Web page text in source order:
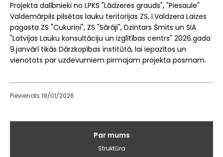
Projekta dalībnieki no LPKS "Lādzeres grauds", "Piesaule"
Valdemārpils pilsētas lauku teritorijas ZS, I.Valdzera Laizes
pagasta ZS "Cukuriņi", ZS "Sārāji", Dzintars Šmits un SIA
"Latvijas Lauku konsultāciju un izglītības centrs" 2026.gada
9.janvārī tikās Dārzkopības institūtā, lai iepazītos un
vienotots par uzdevumiem pirmajam projekta posmam.
Pievienots 19/01/2026
Par mums
Struktūra